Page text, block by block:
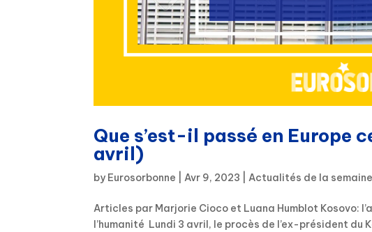
Que s’est-il passé en Europe
avril)
by Eurosorbonne |Avr 9, 2023 |Actualités de la semaine
Articles par Marjorie Cioco et Luana Humblot Kosovo:
l’humanité Lundi 3 avril, le procès de l’ex-président du